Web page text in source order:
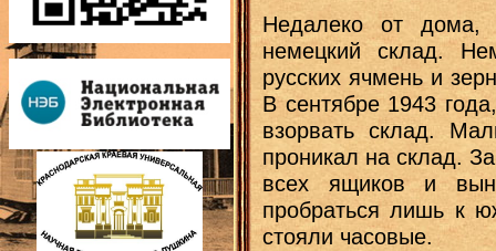
Недалеко от дома,
немецкий склад.
русских ячмень и
В сентябре 1943
взорвать склад.
проникал на склад.
всех ящиков и
пробраться лишь к
стояли часовые.